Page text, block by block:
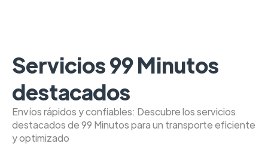
Servicios 99 Minutos
destacados
Envíos rápidos y confiables: Descubre los servicios
destacados de 99 Minutos para un transporte eficiente
y optimizado